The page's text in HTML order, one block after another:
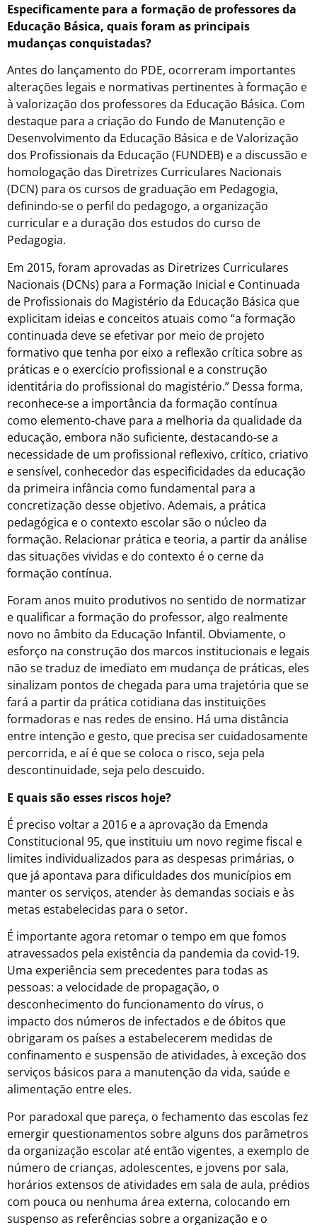
Especificamente para a formação de professores da
Educação Básica, quais foram as principais
mudanças conquistadas?
Antes do lançamento do PDE, ocorreram importantes
alterações legais e normativas pertinentes à formação e
à valorização dos professores da Educação Básica. Com
destaque para a criação do Fundo de Manutenção e
Desenvolvimento da Educação Básica e de Valorização
dos Profissionais da Educação (FUNDEB) e a discussão e
homologação das Diretrizes Curriculares Nacionais
(DCN) para os cursos de graduação em Pedagogia,
definindo-se o perfil do pedagogo, a organização
curricular e a duração dos estudos do curso de
Pedagogia.
Em 2015, foram aprovadas as Diretrizes Curriculares
Nacionais (DCNs) para a Formação Inicial e Continuada
de Profissionais do Magistério da Educação Básica que
explicitam ideias e conceitos atuais como “a formação
continuada deve se efetivar por meio de projeto
formativo que tenha por eixo a reflexão crítica sobre as
práticas e o exercício profissional e a construção
identitária do profissional do magistério.” Dessa forma,
reconhece-se a importância da formação contínua
como elemento-chave para a melhoria da qualidade da
educação, embora não suficiente, destacando-se a
necessidade de um profissional reflexivo, crítico, criativo
e sensível, conhecedor das especificidades da educação
da primeira infância como fundamental para a
concretização desse objetivo. Ademais, a prática
pedagógica e o contexto escolar são o núcleo da
formação. Relacionar prática e teoria, a partir da análise
das situações vividas e do contexto é o cerne da
formação contínua.
Foram anos muito produtivos no sentido de normatizar
e qualificar a formação do professor, algo realmente
novo no âmbito da Educação Infantil. Obviamente, o
esforço na construção dos marcos institucionais e legais
não se traduz de imediato em mudança de práticas, eles
sinalizam pontos de chegada para uma trajetória que se
fará a partir da prática cotidiana das instituições
formadoras e nas redes de ensino. Há uma distância
entre intenção e gesto, que precisa ser cuidadosamente
percorrida, e aí é que se coloca o risco, seja pela
descontinuidade, seja pelo descuido.
E quais são esses riscos hoje?
É preciso voltar a 2016 e a aprovação da Emenda
Constitucional 95, que instituiu um novo regime fiscal e
limites individualizados para as despesas primárias, o
que já apontava para dificuldades dos municípios em
manter os serviços, atender às demandas sociais e às
metas estabelecidas para o setor.
É importante agora retomar o tempo em que fomos
atravessados pela existência da pandemia da covid-19.
Uma experiência sem precedentes para todas as
pessoas: a velocidade de propagação, o
desconhecimento do funcionamento do vírus, o
impacto dos números de infectados e de óbitos que
obrigaram os países a estabelecerem medidas de
confinamento e suspensão de atividades, à exceção dos
serviços básicos para a manutenção da vida, saúde e
alimentação entre eles.
Por paradoxal que pareça, o fechamento das escolas fez
emergir questionamentos sobre alguns dos parâmetros
da organização escolar até então vigentes, a exemplo de
número de crianças, adolescentes, e jovens por sala,
horários extensos de atividades em sala de aula, prédios
com pouca ou nenhuma área externa, colocando em
suspenso as referências sobre a organização e o